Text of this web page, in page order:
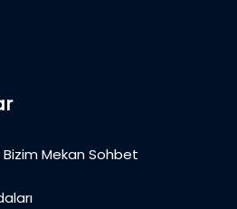
Bizim Mekan Sohbet